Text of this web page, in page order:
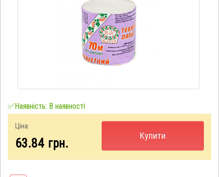
✅Наявність: В наявності
Ціна:
63.84 грн.
Купити